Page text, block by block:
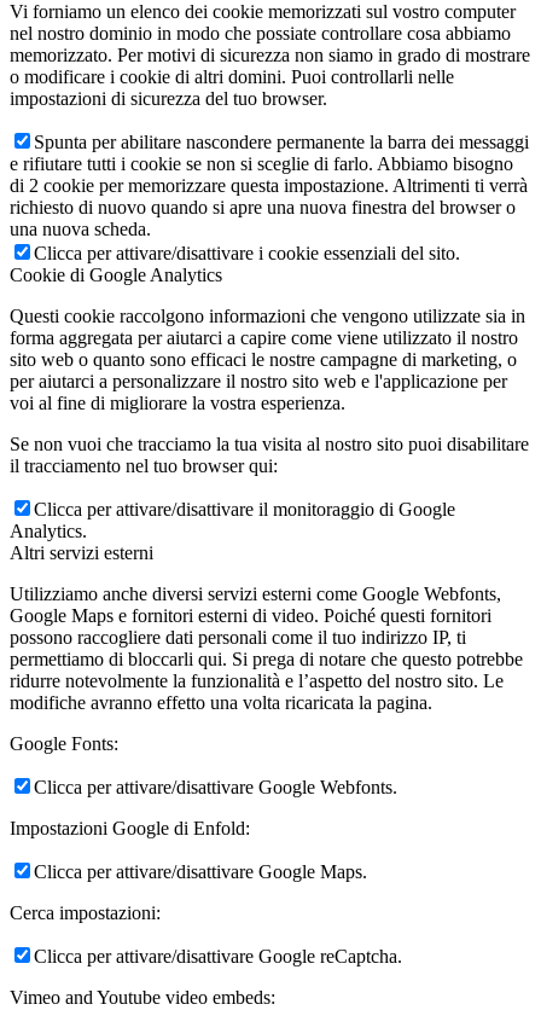
Vi forniamo un elenco dei cookie memorizzati sul vostro computer
nel nostro dominio in modo che possiate controllare cosa abbiamo
memorizzato. Per motivi di sicurezza non siamo in grado di mostrare
o modificare i cookie di altri domini. Puoi controllarli nelle
impostazioni di sicurezza del tuo browser.
Spunta per abilitare nascondere permanente la barra dei messaggi
e rifiutare tutti i cookie se non si sceglie di farlo. Abbiamo bisogno
di 2 cookie per memorizzare questa impostazione. Altrimenti ti verrà
richiesto di nuovo quando si apre una nuova finestra del browser o
una nuova scheda.
Clicca per attivare/disattivare i cookie essenziali del sito.
Cookie di Google Analytics
Questi cookie raccolgono informazioni che vengono utilizzate sia in
forma aggregata per aiutarci a capire come viene utilizzato il nostro
sito web o quanto sono efficaci le nostre campagne di marketing, o
per aiutarci a personalizzare il nostro sito web e l'applicazione per
voi al fine di migliorare la vostra esperienza.
Se non vuoi che tracciamo la tua visita al nostro sito puoi disabilitare
il tracciamento nel tuo browser qui:
Clicca per attivare/disattivare il monitoraggio di Google
Analytics.
Altri servizi esterni
Utilizziamo anche diversi servizi esterni come Google Webfonts,
Google Maps e fornitori esterni di video. Poiché questi fornitori
possono raccogliere dati personali come il tuo indirizzo IP, ti
permettiamo di bloccarli qui. Si prega di notare che questo potrebbe
ridurre notevolmente la funzionalità e l’aspetto del nostro sito. Le
modifiche avranno effetto una volta ricaricata la pagina.
Google Fonts:
Clicca per attivare/disattivare Google Webfonts.
Impostazioni Google di Enfold:
Clicca per attivare/disattivare Google Maps.
Cerca impostazioni:
Clicca per attivare/disattivare Google reCaptcha.
Vimeo and Youtube video embeds: